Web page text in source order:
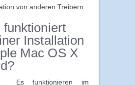
von anderen Treibern
funktioniert
Installation
Mac OS X
Es funktionieren im